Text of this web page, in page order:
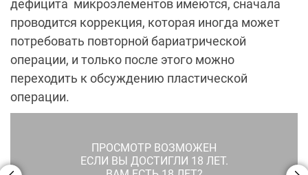
дефицита микроэлементов имеются, сначала
проводится коррекция, которая иногда может
потребовать повторной бариатрической
операции, и только после этого можно
переходить к обсуждению пластической
операции.
ПРОСМОТР ВОЗМОЖЕН
ЕСЛИ ВЫ ДОСТИГЛИ 18 ЛЕТ.